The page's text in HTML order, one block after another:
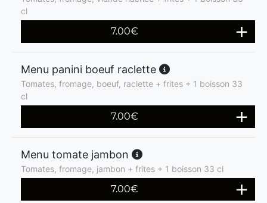
cl
7.00€
Menu panini boeuf raclette
Tomates, fromage, boeuf, raclette + frites + 1 boisson 33
cl
7.00€
Menu tomate jambon
Tomates, fromage, jambon + frites + 1 boisson 33 cl
7.00€